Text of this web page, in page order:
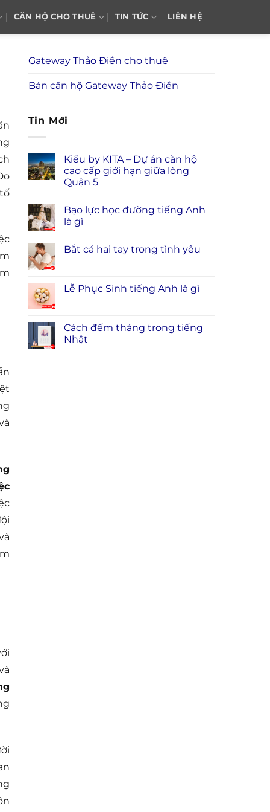
CĂN HỘ CHO THUÊ TIN TỨC LIÊN HỆ
Gateway Thảo Điền cho thuê
Bán căn hộ Gateway Thảo Điền
Tin Mới
Kiều by KITA – Dự án căn hộ
cao cấp giới hạn giữa lòng
Quận 5
Bạo lực học đường tiếng Anh
là gì
Bắt cá hai tay trong tình yêu
Lễ Phục Sinh tiếng Anh là gì
Cách đếm tháng trong tiếng
Nhật